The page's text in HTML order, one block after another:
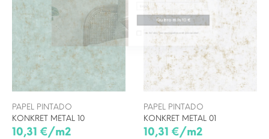
PAPEL PINTADO
KONKRET METAL 10
10,31 €/m2
PAPEL PINTADO
KONKRET METAL 01
10,31 €/m2
He leído y acepto la política de privacidad